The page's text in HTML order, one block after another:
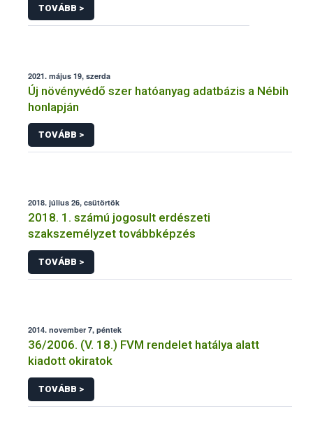
TOVÁBB >
2021. május 19, szerda
Új növényvédő szer hatóanyag adatbázis a Nébih
honlapján
TOVÁBB >
2018. július 26, csütörtök
2018. 1. számú jogosult erdészeti
szakszemélyzet továbbképzés
TOVÁBB >
2014. november 7, péntek
36/2006. (V. 18.) FVM rendelet hatálya alatt
kiadott okiratok
TOVÁBB >